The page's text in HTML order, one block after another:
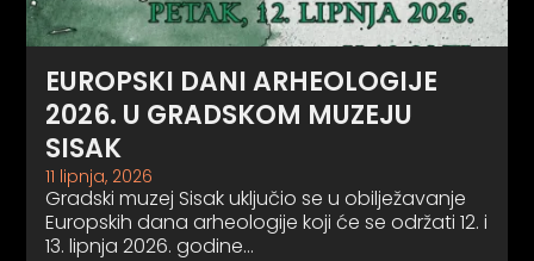
EUROPSKI DANI ARHEOLOGIJE
2026. U GRADSKOM MUZEJU
SISAK
11 lipnja, 2026
Gradski muzej Sisak uključio se u obilježavanje
Europskih dana arheologije koji će se održati 12. i
13. lipnja 2026. godine…